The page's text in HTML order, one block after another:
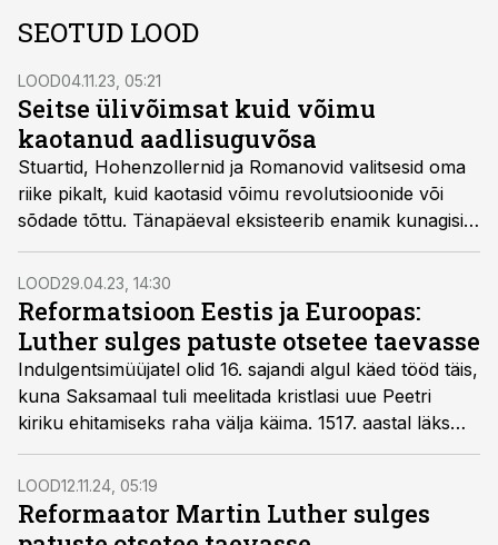
SEOTUD LOOD
LOOD04.11.23, 05:21
Seitse ülivõimsat kuid võimu
kaotanud aadlisuguvõsa
Stuartid, Hohenzollernid ja Romanovid valitsesid oma
riike pikalt, kuid kaotasid võimu revolutsioonide või
sõdade tõttu. Tänapäeval eksisteerib enamik kunagisi
dünastiaid üksnes ajalooraamatuis.
LOOD29.04.23, 14:30
Reformatsioon Eestis ja Euroopas:
Luther sulges patuste otsetee taevasse
Indulgentsimüüjatel olid 16. sajandi algul käed tööd täis,
kuna Saksamaal tuli meelitada kristlasi uue Peetri
kiriku ehitamiseks raha välja käima. 1517. aastal läks
jumala andestusega kauplemine ühe mehe arvates üle
piiri.
LOOD12.11.24, 05:19
Reformaator Martin Luther sulges